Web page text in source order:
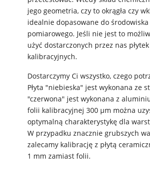
jego geometria, czy to okrągła czy
idealnie dopasowane do środowiska
pomiarowego. Jeśli nie jest to
użyć dostarczonych przez nas płytek
kalibracyjnych.
Dostarczymy Ci wszystko, czego
Płyta "niebieska" jest wykonana ze
"czerwona" jest wykonana z
folii kalibracyjnej 300 µm można
optymalną charakterystykę dla
W przypadku znacznie grubszych
zalecamy kalibrację z płytą
1 mm zamiast folii.